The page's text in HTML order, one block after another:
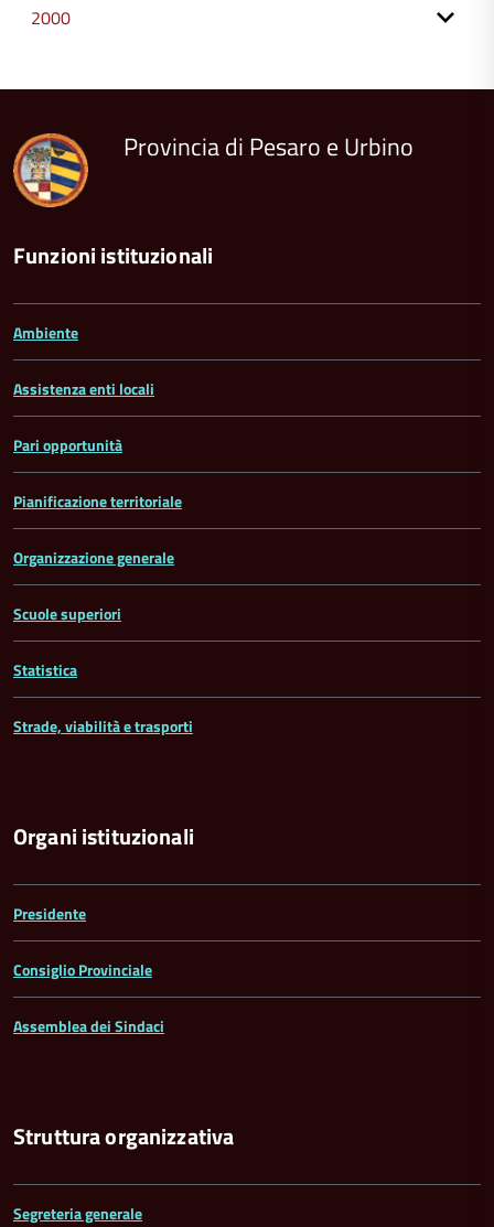
2000
del
Provincia di Pesaro e Urbino
Funzioni istituzionali
Ambiente
Assistenza enti locali
Pari opportunità
Pianificazione territoriale
Organizzazione generale
Scuole superiori
Statistica
Strade, viabilità e trasporti
Organi istituzionali
Presidente
Consiglio Provinciale
Assemblea dei Sindaci
Struttura organizzativa
Segreteria generale